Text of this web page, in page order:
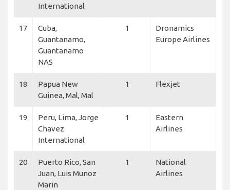
International
17
Cuba,
Guantanamo,
Guantanamo
NAS
1
Dronamics
Europe Airlines
18
Papua New
Guinea, Mal, Mal
1 Flexjet
19
Peru, Lima, Jorge
Chavez
International
1
Eastern
Airlines
20
Puerto Rico, San
Juan, Luis Munoz
Marin
1
National
Airlines